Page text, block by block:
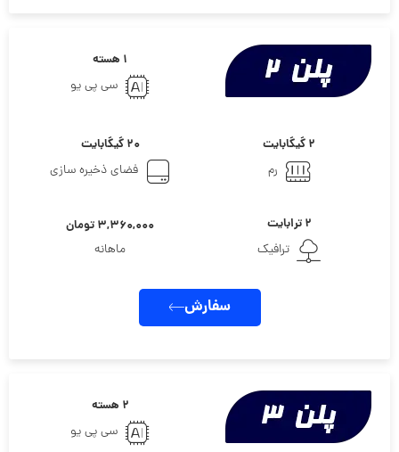
۱ هسته
سی پی یو
۲ گیگابایت
رم
۲۰ گیگابایت
فضای ذخیره سازی
۲ ترابایت
ترافیک
۳,۳۶۰,۰۰۰ تومان
ماهانه
سفارش
۲ هسته
سی پی یو